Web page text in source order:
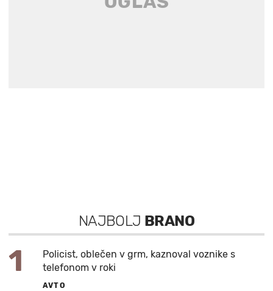
NAJBOLJ BRANO
1
Policist, oblečen v grm, kaznoval voznike s
telefonom v roki
AVTO